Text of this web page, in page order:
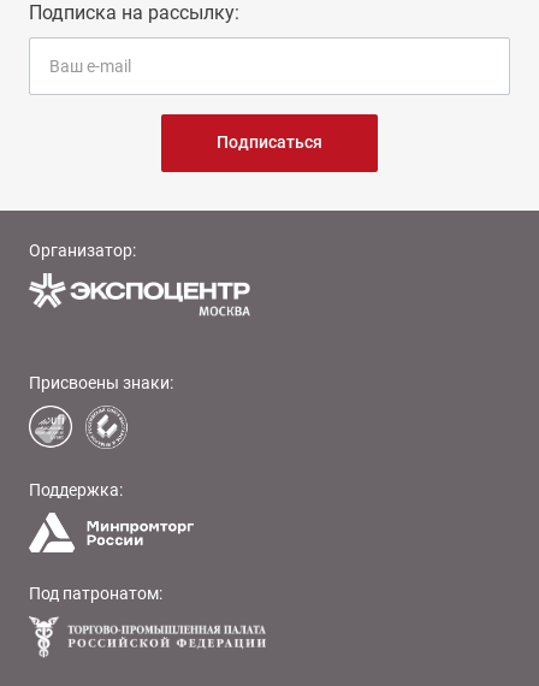
Подписка на рассылку:
Подписаться
Организатор:
Присвоены знаки:
Поддержка:
Под патронатом: